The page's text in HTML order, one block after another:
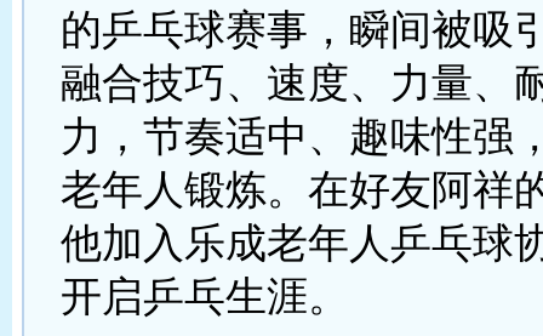
的乒乓球赛事，瞬间被吸
融合技巧、速度、力量、
力，节奏适中、趣味性强
老年人锻炼。在好友阿祥
他加入乐成老年人乒乓球
开启乒乓生涯。